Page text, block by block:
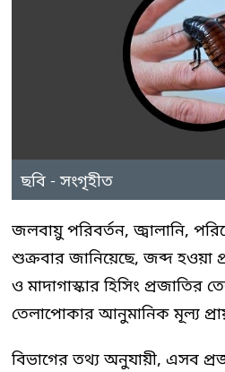
ছবি - সংগৃহীত
জলবায়ু পরিবর্তন, জ্বালানি,
শুক্রবার জানিয়েছে, জব্দ হওয়া
ও মাদাগাস্কার হিসিং প্রজাতির
তেলাপোকার আনুমানিক মূল্য
বিভাগের তথ্য অনুযায়ী, এসব